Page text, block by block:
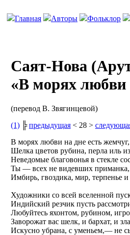
Главная Авторы Фольклор
Саят-Нова
«В морях любви
(перевод В. Звягинцевой)
(1) ╠предыдущая < 28 >
В морях любви на дне есть жемчуг,
Шелка цветов рубина, перла иль
Неведомые благовонья в стекле
Ты — всех не видевших
Имбирь, гвоздика, мир, терпенье
Художники со всей вселенной
Индийский резчик пусть
Любуйтесь яхонтом, рубином,
Заворожат вас шелк, и бархат, и
Искусно убрана, с уменьем,— не